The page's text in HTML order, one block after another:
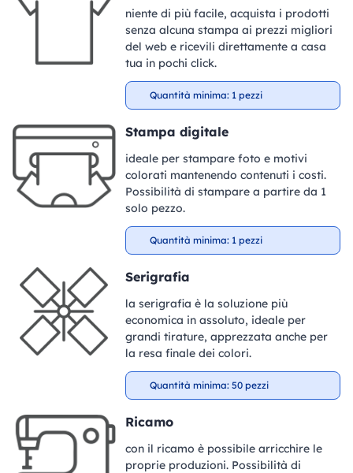
niente di più facile, acquista i prodotti
senza alcuna stampa ai prezzi migliori
del web e ricevili direttamente a casa
tua in pochi click.
Quantità minima: 1 pezzi
Stampa digitale
ideale per stampare foto e motivi
colorati mantenendo contenuti i costi.
Possibilità di stampare a partire da 1
solo pezzo.
Quantità minima: 1 pezzi
Serigrafia
la serigrafia è la soluzione più
economica in assoluto, ideale per
grandi tirature, apprezzata anche per
la resa finale dei colori.
Quantità minima: 50 pezzi
Ricamo
con il ricamo è possibile arricchire le
proprie produzioni. Possibilità di